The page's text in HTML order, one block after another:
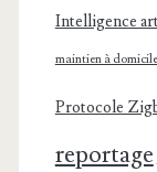
Intelligence
maintien à domicile
Protocole
reportage